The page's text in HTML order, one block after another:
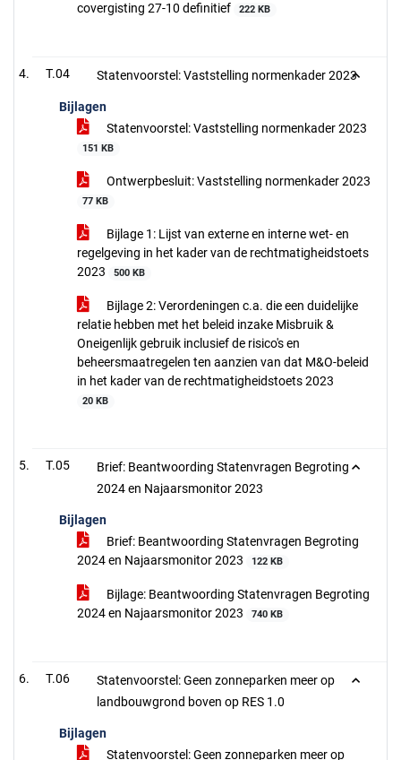
covergisting 27-10 definitief
222 KB
T.04 Statenvoorstel: Vaststelling normenkader 2023
Bijlagen
Statenvoorstel: Vaststelling normenkader 2023
151 KB
Ontwerpbesluit: Vaststelling normenkader 2023
77 KB
Bijlage 1: Lijst van externe en interne wet- en
regelgeving in het kader van de rechtmatigheidstoets
2023
500 KB
Bijlage 2: Verordeningen c.a. die een duidelijke
relatie hebben met het beleid inzake Misbruik &
Oneigenlijk gebruik inclusief de risico's en
beheersmaatregelen ten aanzien van dat M&O-beleid
in het kader van de rechtmatigheidstoets 2023
20 KB
T.05
Brief: Beantwoording Statenvragen Begroting
2024 en Najaarsmonitor 2023
Bijlagen
Brief: Beantwoording Statenvragen Begroting
2024 en Najaarsmonitor 2023
122 KB
Bijlage: Beantwoording Statenvragen Begroting
2024 en Najaarsmonitor 2023
740 KB
T.06
Statenvoorstel: Geen zonneparken meer op
landbouwgrond boven op RES 1.0
Bijlagen
Statenvoorstel: Geen zonneparken meer op